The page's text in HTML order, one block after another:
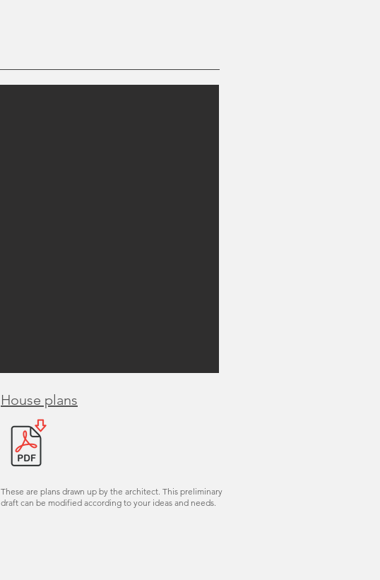
House plans
These are plans drawn up by the architect. This preliminary
draft can be modified according to your ideas and needs.